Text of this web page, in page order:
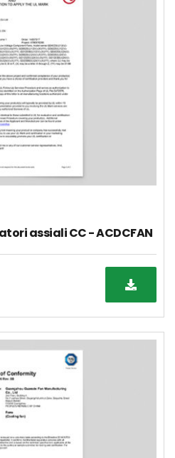
assiali CC - ACDCFAN